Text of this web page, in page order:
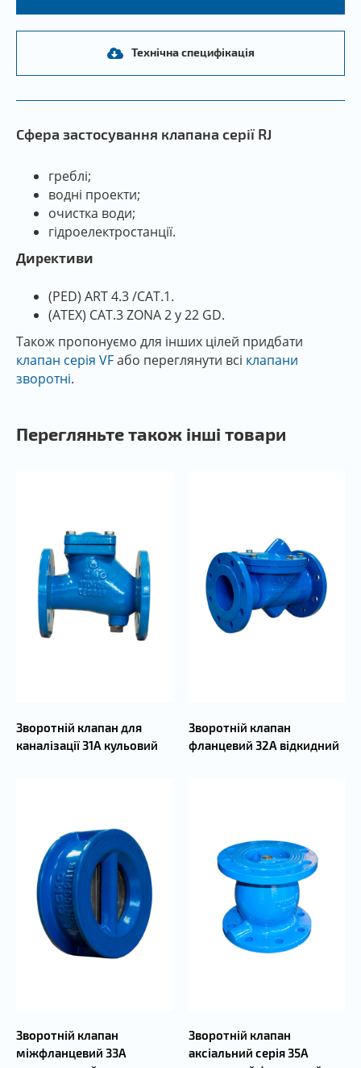
Технічна специфікація
Сфера застосування клапана серії RJ
греблі;
водні проекти;
очистка води;
гідроелектростанції.
Директиви
(PED) ART 4.3 /CAT.1.
(ATEX) CAT.3 ZONA 2 y 22 GD.
Також пропонуємо для інших цілей придбати
клапан серія VFабо переглянути всі клапани
зворотні.
Перегляньте також інші товари
Зворотній клапан для
каналізації 31А кульовий
Зворотній клапан
фланцевий 32А відкидний
Зворотній клапан
міжфланцевий 33А
Зворотній клапан
аксіальний серія 35А